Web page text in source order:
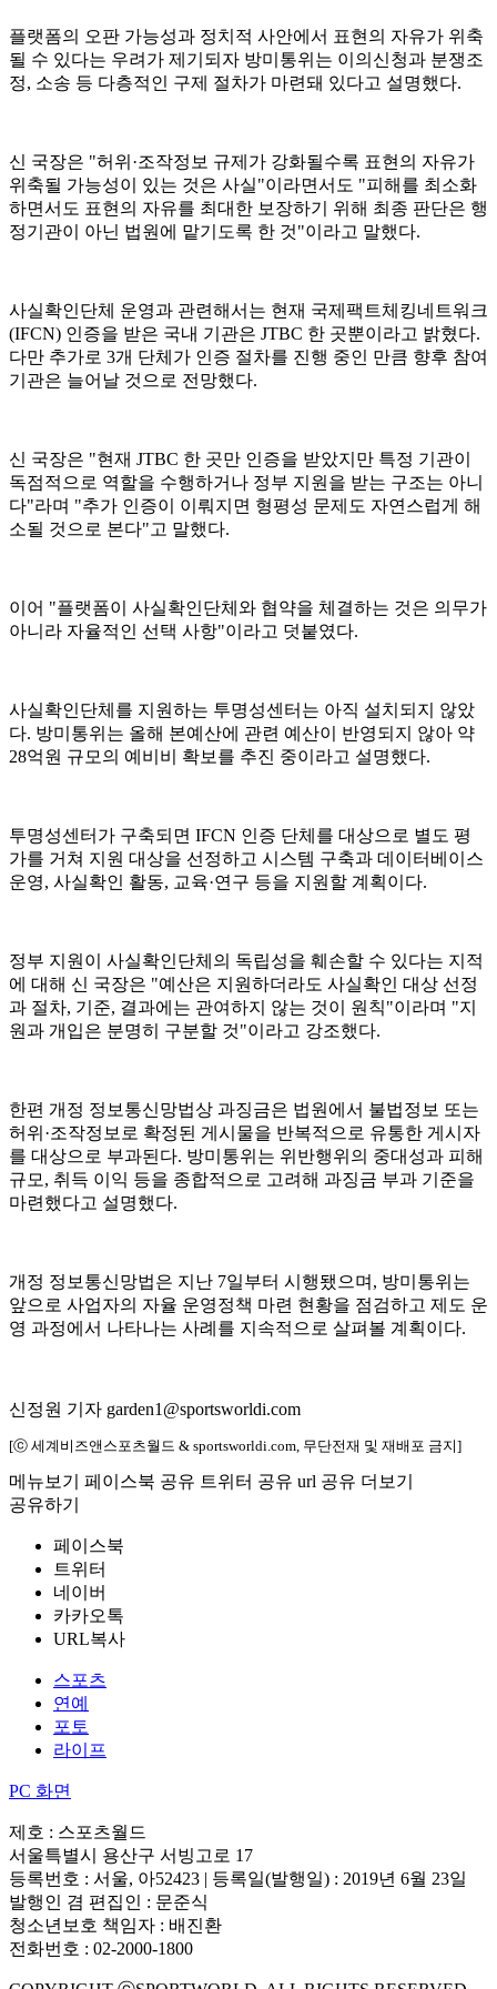
플랫폼의 오판 가능성과 정치적 사안에서 표현의 자유가 위축
될 수 있다는 우려가 제기되자 방미통위는 이의신청과 분쟁조
정, 소송 등 다층적인 구제 절차가 마련돼 있다고 설명했다.
신 국장은 "허위·조작정보 규제가 강화될수록 표현의 자유가
위축될 가능성이 있는 것은 사실"이라면서도 "피해를 최소화
하면서도 표현의 자유를 최대한 보장하기 위해 최종 판단은 행
정기관이 아닌 법원에 맡기도록 한 것"이라고 말했다.
사실확인단체 운영과 관련해서는 현재 국제팩트체킹네트워크
(IFCN) 인증을 받은 국내 기관은 JTBC 한 곳뿐이라고 밝혔다.
다만 추가로 3개 단체가 인증 절차를 진행 중인 만큼 향후 참여
기관은 늘어날 것으로 전망했다.
신 국장은 "현재 JTBC 한 곳만 인증을 받았지만 특정 기관이
독점적으로 역할을 수행하거나 정부 지원을 받는 구조는 아니
다"라며 "추가 인증이 이뤄지면 형평성 문제도 자연스럽게 해
소될 것으로 본다"고 말했다.
이어 "플랫폼이 사실확인단체와 협약을 체결하는 것은 의무가
아니라 자율적인 선택 사항"이라고 덧붙였다.
사실확인단체를 지원하는 투명성센터는 아직 설치되지 않았
다. 방미통위는 올해 본예산에 관련 예산이 반영되지 않아 약
28억원 규모의 예비비 확보를 추진 중이라고 설명했다.
투명성센터가 구축되면 IFCN 인증 단체를 대상으로 별도 평
가를 거쳐 지원 대상을 선정하고 시스템 구축과 데이터베이스
운영, 사실확인 활동, 교육·연구 등을 지원할 계획이다.
정부 지원이 사실확인단체의 독립성을 훼손할 수 있다는 지적
에 대해 신 국장은 "예산은 지원하더라도 사실확인 대상 선정
과 절차, 기준, 결과에는 관여하지 않는 것이 원칙"이라며 "지
원과 개입은 분명히 구분할 것"이라고 강조했다.
한편 개정 정보통신망법상 과징금은 법원에서 불법정보 또는
허위·조작정보로 확정된 게시물을 반복적으로 유통한 게시자
를 대상으로 부과된다. 방미통위는 위반행위의 중대성과 피해
규모, 취득 이익 등을 종합적으로 고려해 과징금 부과 기준을
마련했다고 설명했다.
개정 정보통신망법은 지난 7일부터 시행됐으며, 방미통위는
앞으로 사업자의 자율 운영정책 마련 현황을 점검하고 제도 운
영 과정에서 나타나는 사례를 지속적으로 살펴볼 계획이다.
신정원 기자 garden1@sportsworldi.com
[ⓒ 세계비즈앤스포츠월드 & sportsworldi.com, 무단전재 및 재배포 금지]
메뉴보기 페이스북 공유 트위터 공유 url 공유 더보기
공유하기
페이스북
트위터
네이버
카카오톡
URL복사
스포츠
연예
포토
라이프
PC 화면
제호 : 스포츠월드
서울특별시 용산구 서빙고로 17
등록번호 : 서울, 아52423 | 등록일(발행일) : 2019년 6월 23일
발행인 겸 편집인 : 문준식
청소년보호 책임자 : 배진환
전화번호 : 02-2000-1800